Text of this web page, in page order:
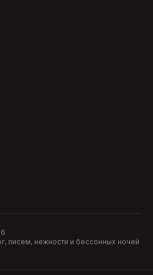
писем, нежности и бессонных ночей
ROR
DIL UUS
BWN